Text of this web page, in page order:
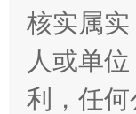
核实属
人或单
利，任